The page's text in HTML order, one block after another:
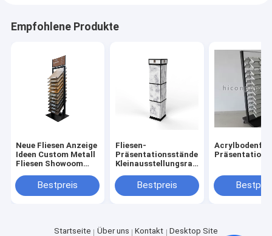
Empfohlene Produkte
Neue Fliesen Anzeige
Ideen Custom Metall
Fliesen Showoom
Bestpreis
Fliesen-
Präsentationsständer-
Kleinausstellungsraum-
Bodenfliese-
Präsentationsständer
Bestpreis
Startseite Über uns Kontakt Desktop Site